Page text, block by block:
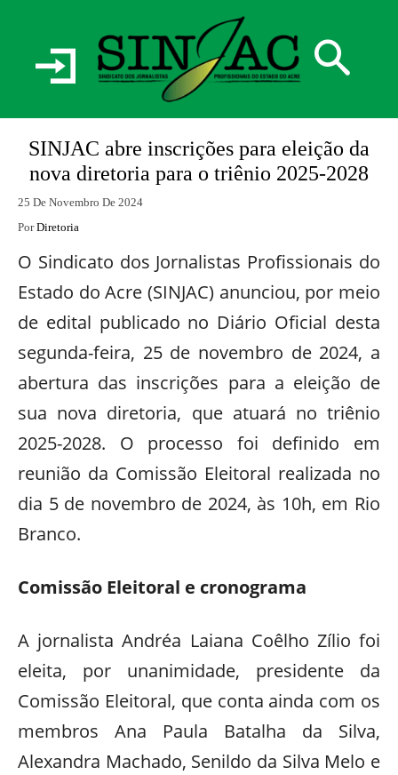
SINJAC abre inscrições para eleição da
nova diretoria para o triênio 2025-2028
25 De Novembro De 2024
Por Diretoria
O Sindicato dos Jornalistas Profissionais do
Estado do Acre (SINJAC) anunciou, por meio
de edital publicado no Diário Oficial desta
segunda-feira, 25 de novembro de 2024, a
abertura das inscrições para a eleição de
sua nova diretoria, que atuará no triênio
2025-2028. O processo foi definido em
reunião da Comissão Eleitoral realizada no
dia 5 de novembro de 2024, às 10h, em Rio
Branco.
Comissão Eleitoral e cronograma
A jornalista Andréa Laiana Coêlho Zílio foi
eleita, por unanimidade, presidente da
Comissão Eleitoral, que conta ainda com os
membros Ana Paula Batalha da Silva,
Alexandra Machado, Senildo da Silva Melo e